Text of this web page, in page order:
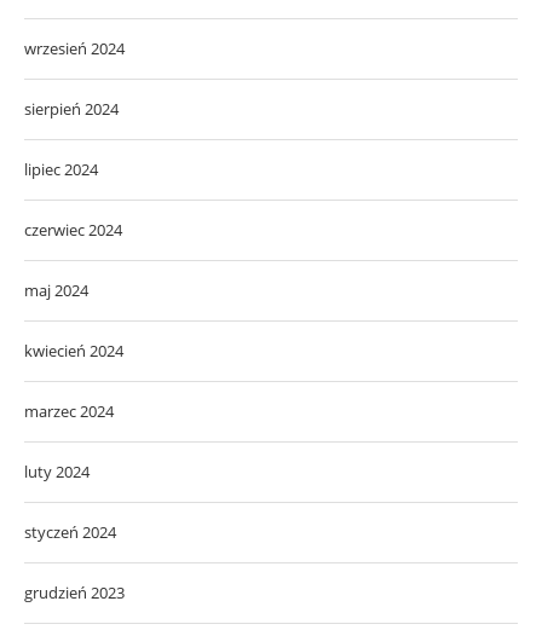
wrzesień 2024
sierpień 2024
lipiec 2024
czerwiec 2024
maj 2024
kwiecień 2024
marzec 2024
luty 2024
styczeń 2024
grudzień 2023